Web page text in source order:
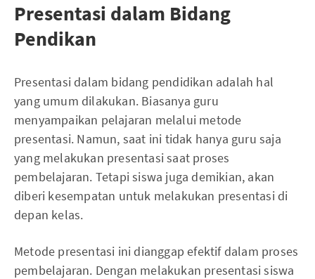
Presentasi dalam Bidang
Pendikan
Presentasi dalam bidang pendidikan adalah hal
yang umum dilakukan. Biasanya guru
menyampaikan pelajaran melalui metode
presentasi. Namun, saat ini tidak hanya guru saja
yang melakukan presentasi saat proses
pembelajaran. Tetapi siswa juga demikian, akan
diberi kesempatan untuk melakukan presentasi di
depan kelas.
Metode presentasi ini dianggap efektif dalam proses
pembelajaran. Dengan melakukan presentasi siswa